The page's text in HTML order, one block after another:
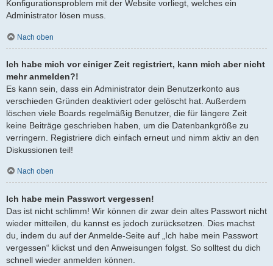
Konfigurationsproblem mit der Website vorliegt, welches ein
Administrator lösen muss.
Nach oben
Ich habe mich vor einiger Zeit registriert, kann mich aber nicht
mehr anmelden?!
Es kann sein, dass ein Administrator dein Benutzerkonto aus
verschieden Gründen deaktiviert oder gelöscht hat. Außerdem
löschen viele Boards regelmäßig Benutzer, die für längere Zeit
keine Beiträge geschrieben haben, um die Datenbankgröße zu
verringern. Registriere dich einfach erneut und nimm aktiv an den
Diskussionen teil!
Nach oben
Ich habe mein Passwort vergessen!
Das ist nicht schlimm! Wir können dir zwar dein altes Passwort nicht
wieder mitteilen, du kannst es jedoch zurücksetzen. Dies machst
du, indem du auf der Anmelde-Seite auf „Ich habe mein Passwort
vergessen“ klickst und den Anweisungen folgst. So solltest du dich
schnell wieder anmelden können.